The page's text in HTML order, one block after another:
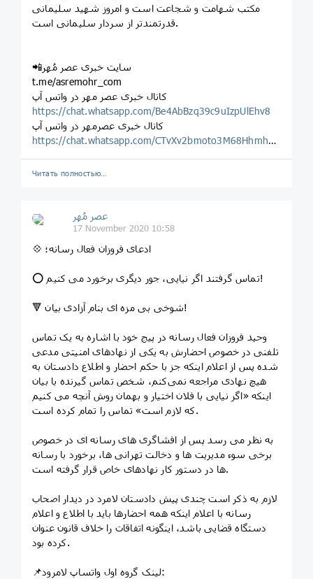
مکتب شهامت و شجاعت است و امروز شهید سلیمانی
قدرتمندتر از سردار سلیمانی است.
📲سایت خبری عصر مُهر
t.me/asremohr_com
کانال خبری عصر مهر در واتس آپ
https://chat.whatsapp.com/Be4AbBzq39c9uIzpUlEhv8
کانال خبری عصرمهر در واتس آپ
https://chat.whatsapp.com/CTvXv2bmoto3M68Hhmhgrh
Читать полностью…
عصر مُهر
17 November 2020 10:58
💠 ادعای فروزان فعال رسانه؛
⭕ تماس گرفتند اگر نیایی، جور‌ دیگری برخورد می کنیم!
🔻 شوخی بی مزه ای بنام آزادی بیان!
وحید فروزان فعال رسانه در پیج خود با اشاره به یک تماس
تلفنی در خصوص احضارش به یکی از نهادهای امنیتی مدعی
شده پس از اعلام اینکه جز‌ با حکم احضار و اطلاع دادستان به
هیچ نهادی مراجعه نمی‌کنم، شخص تماس گیرنده با بیان
اینکه «اگر نیایی با فلان اختیار و بهمان روش آنچه می کنیم
که لازم است» تماس را تمام کرده است.
به نظر می رسد پس از افشاگری های رسانه ای در خصوص
برخی‌ سوء مدیریت ها و دخالت تهرانی ها، برخورد با رسانه
ها در دستور کار نهادهای خاص قرار گرفته است.
لازم به ذکر است چندی پیش دادستان لامرد در دیدار اصحاب
رسانه با اعلام اینکه همه احضارها باید با اطلاع و اعلام‌
دستگاه قضایی باشد، اینگونه اتفاقات را خلاف قانون عنوان
کرده بود.
📌لینک گروه اول واتساپ لامرود: